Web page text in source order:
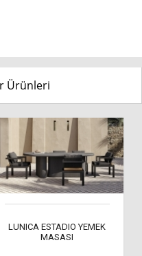
Ürünleri
LUNICA ESTADIO YEMEK
MASASI